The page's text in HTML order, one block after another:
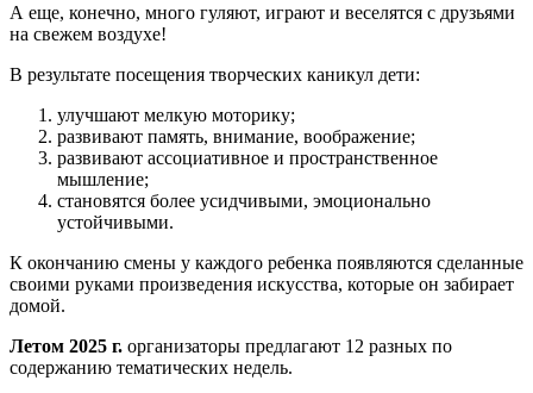
А еще, конечно, много гуляют, играют и веселятся с друзьями
на свежем воздухе!
В результате посещения творческих каникул дети:
улучшают мелкую моторику;
развивают память, внимание, воображение;
развивают ассоциативное и пространственное
мышление;
становятся более усидчивыми, эмоционально
устойчивыми.
К окончанию смены у каждого ребенка появляются сделанные
своими руками произведения искусства, которые он забирает
домой.
Летом 2025 г. организаторы предлагают 12 разных по
содержанию тематических недель.